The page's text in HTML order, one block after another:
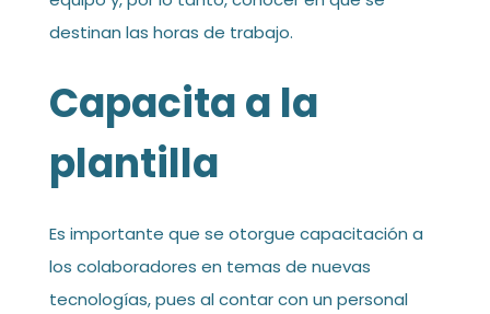
destinan las horas de trabajo.
Capacita a la
plantilla
Es importante que se otorgue capacitación a
los colaboradores en temas de nuevas
tecnologías, pues al contar con un personal